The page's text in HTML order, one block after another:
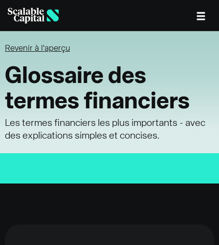
Revenir à l'aperçu
Glossaire des
termes financiers
Les termes financiers les plus importants - avec
des explications simples et concises.